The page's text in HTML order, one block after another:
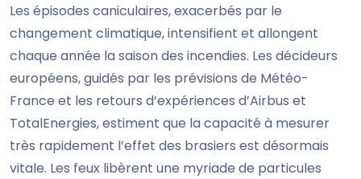
Les épisodes caniculaires, exacerbés par le
changement climatique, intensifient et allongent
chaque année la saison des incendies. Les décideurs
européens, guidés par les prévisions de Météo-
France et les retours d’expériences d’Airbus et
TotalEnergies, estiment que la capacité à mesurer
très rapidement l’effet des brasiers est désormais
vitale. Les feux libèrent une myriade de particules